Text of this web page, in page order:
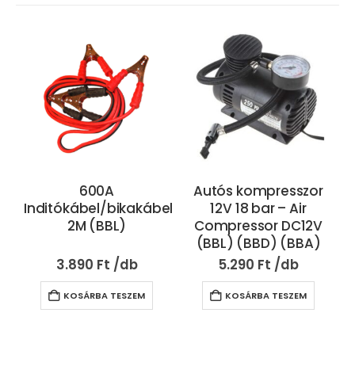
600A
Inditókábel/bikakábel
2M (BBL)
3.890 Ft
KOSÁRBA TESZEM
Autós kompresszor
12V 18 bar – Air
Compressor DC12V
(BBL) (BBD) (BBA)
5.290 Ft
KOSÁRBA TESZEM